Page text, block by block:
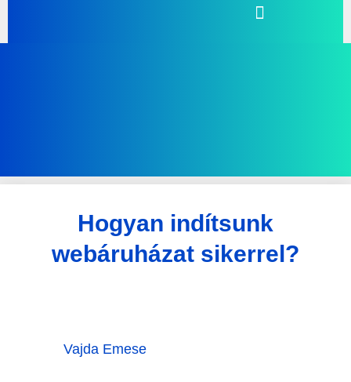
Hogyan indítsunk
webáruházat sikerrel?
Vajda Emese